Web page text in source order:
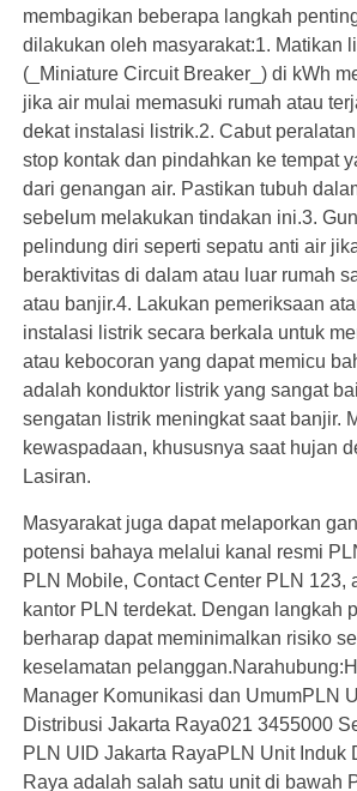
membagikan beberapa langkah
dilakukan oleh masyarakat:1. Matikan
(_Miniature Circuit Breaker_) di kWh
jika air mulai memasuki rumah atau
dekat instalasi listrik.2. Cabut
stop kontak dan pindahkan ke tempat
dari genangan air. Pastikan tubuh
sebelum melakukan tindakan ini.3.
pelindung diri seperti sepatu anti air
beraktivitas di dalam atau luar rumah
atau banjir.4. Lakukan pemeriksaan
instalasi listrik secara berkala untuk
atau kebocoran yang dapat memicu
adalah konduktor listrik yang sangat
sengatan listrik meningkat saat banjir.
kewaspadaan, khususnya saat hujan
Lasiran.
Masyarakat juga dapat melaporkan
potensi bahaya melalui kanal resmi
PLN Mobile, Contact Center PLN 123,
kantor PLN terdekat. Dengan langkah
berharap dapat meminimalkan risiko
keselamatan
Manager Komunikasi dan UmumPLN
Distribusi Jakarta Raya021 3455000
PLN UID Jakarta RayaPLN Unit Induk
Raya adalah salah satu unit di bawah